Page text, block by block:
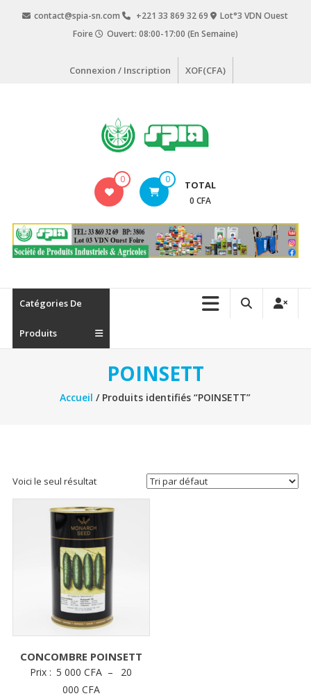
contact@spia-sn.com +221 33 869 32 69
Lot°3 VDN Ouest
Foire
Ouvert: 08:00-17:00 (En Semaine)
Connexion / Inscription XOF(CFA)
Produits
Industriels
0 0 TOTAL
0 CFA
Catégories De
Produits
POINSETT
Accueil / Produits identifiés “POINSETT”
Voici le seul résultat
CONCOMBRE POINSETT
Prix : 5 000CFA –
20
000 CFAPlage